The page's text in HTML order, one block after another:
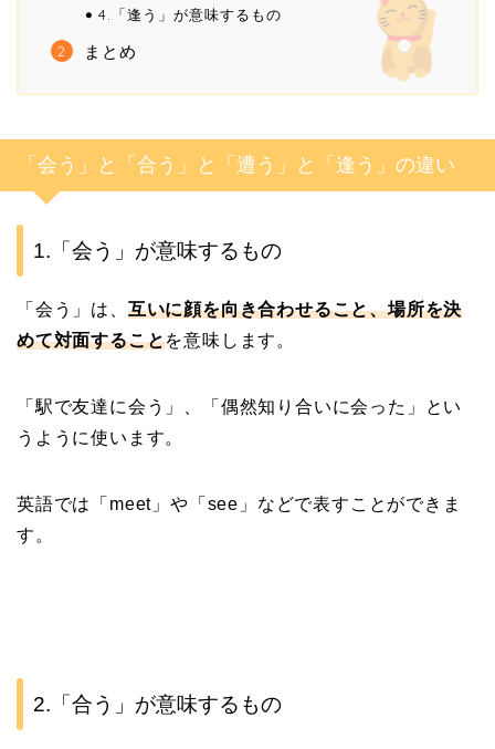
4.「逢う」が意味するもの
まとめ
「会う」と「合う」と「遭う」と「逢う」の違い
1.「会う」が意味するもの
「会う」は、 互いに顔を向き合わせること、場所を決
めて対面することを意味します。
「駅で友達に会う」、「偶然知り合いに会った」とい
うように使います。
英語では「meet」や「see」などで表すことができま
す。
2.「合う」が意味するもの